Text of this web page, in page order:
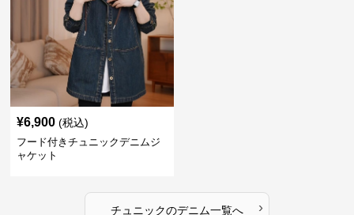
¥6,900 (税込)
フード付きチュニックデニムジ
ャケット
チュニックのデニム一覧へ ›